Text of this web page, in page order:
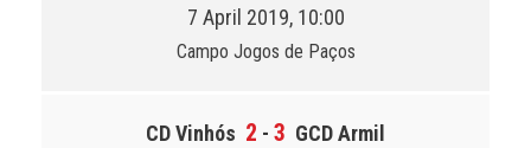
7 April 2019, 10:00
Campo Jogos de Paços
CD Vinhós 2 - 3 GCD Armil